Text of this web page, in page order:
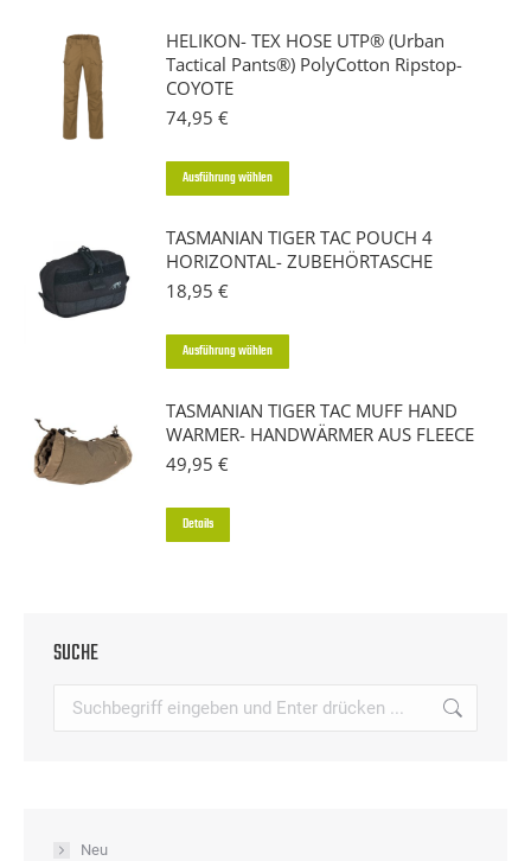
HELIKON- TEX HOSE UTP® (Urban
Tactical Pants®) PolyCotton Ripstop-
COYOTE
74,95 €
Ausführung wählen
weist
mehrere
auf.
Die
Optionen
können
TASMANIAN TIGER TAC POUCH 4
HORIZONTAL- ZUBEHÖRTASCHE
18,95 €
Ausführung wählen
weist
mehrere
Produktseite
TASMANIAN TIGER TAC MUFF HAND
WARMER- HANDWÄRMER AUS FLEECE
49,95 €
Details
Die
SUCHE
Neu